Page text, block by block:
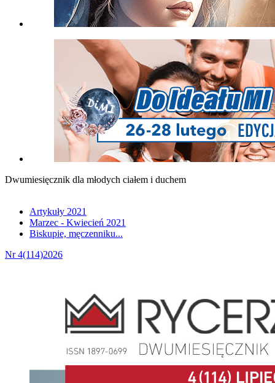
Dwumiesięcznik dla młodych ciałem i duchem
Artykuły 2021
Marzec - Kwiecień 2021
Biskupie, męczenniku...
Nr 4(114)2026